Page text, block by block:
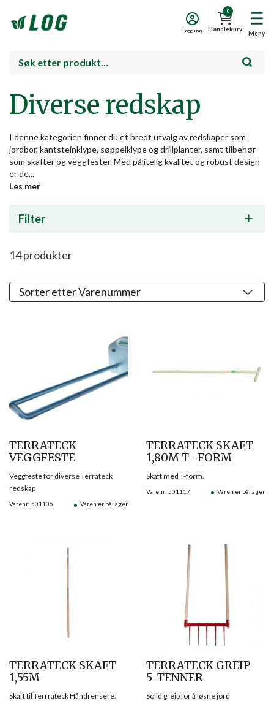
Meny
0
Handlekurv
Logg inn
Diverse redskap
I denne kategorien finner du et bredt utvalg av redskaper som
jordbor, kantsteinklype, søppelklype og drillplanter, samt tilbehør
som skafter og veggfester. Med pålitelig kvalitet og robust design
er de...
Les mer
Filter
14produkter
TERRATECK
VEGGFESTE
Varenr: 501106 Varen er på lager
Veggfeste for diverse Terrateck
redskap
TERRATECK SKAFT
1,80M T -FORM
Varenr: 501117 Varen er på lager
Skaft med T-form.
TERRATECK SKAFT
1,55M
Skaft til Terrrateck Håndrensere.
TERRATECK GREIP
5-TENNER
Solid greip for å løsne jord